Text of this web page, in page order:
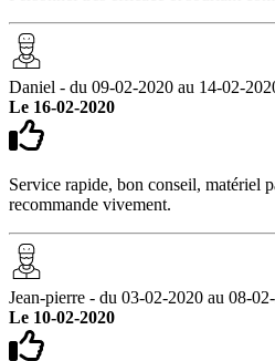
Daniel - du 09-02-2020 au 14-02-
Le 16-02-2020
Service rapide, bon conseil, matériel
recommande vivement.
Jean-pierre - du 03-02-2020 au 08-
Le 10-02-2020